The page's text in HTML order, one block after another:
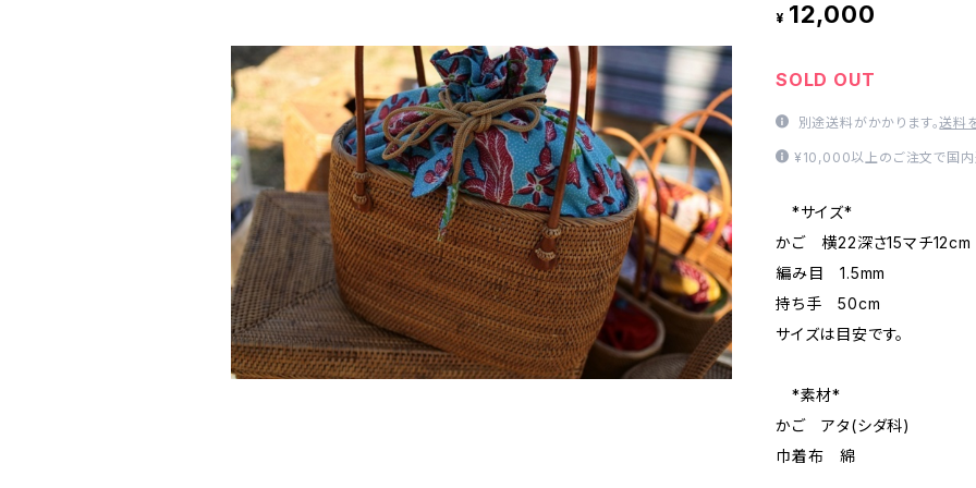
¥ 12,000
SOLD OUT
別途送料がかかります。送料
¥10,000以上のご注文で国内
*サイズ*
かご 横22深さ15マチ12cm
編み目 1.5mm
持ち手 50cm
サイズは目安です。
*素材*
かご アタ(シダ科)
巾着布 綿